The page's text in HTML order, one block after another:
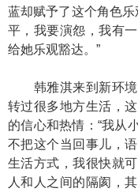
蓝却赋予了这个角色
平，我要演怨，我有
给她乐观豁达。”
韩雅淇来到新环境
转过很多地方生活，
的信心和热情：“我从
不把这个当回事儿，
生活方式，我很快就
人和人之间的隔阂，